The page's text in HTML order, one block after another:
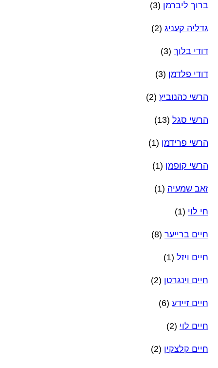
ברוך ליברמן (3)
גדליה קעניג (2)
דודי בלוך (3)
דודי פלדמן (3)
הרשי כהנוביץ (2)
הרשי סגל (13)
הרשי פרידמן (1)
הרשי קופמן (1)
זאב שמעיה (1)
חי לוי (1)
חיים ברייער (8)
חיים ויזל (1)
חיים וינגרטן (2)
חיים זיידע (6)
חיים לוי (2)
חיים קלצקין (2)